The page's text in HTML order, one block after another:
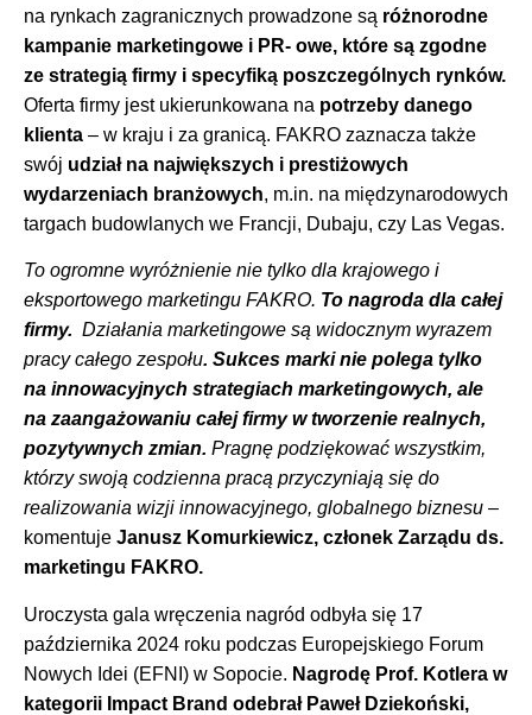
na rynkach zagranicznych prowadzone są różnorodne
kampanie marketingowe i PR- owe, które są zgodne
ze strategią firmy i specyfiką poszczególnych rynków.
Oferta firmy jest ukierunkowana na potrzeby danego
klienta – w kraju i za granicą. FAKRO zaznacza także
swój udział na największych i prestiżowych
wydarzeniach branżowych, m.in. na międzynarodowych
targach budowlanych we Francji, Dubaju, czy Las Vegas.
To ogromne wyróżnienie nie tylko dla krajowego i
eksportowego marketingu FAKRO. To nagroda dla całej
firmy. Działania marketingowe są widocznym wyrazem
pracy całego zespołu. Sukces marki nie polega tylko
na innowacyjnych strategiach marketingowych, ale
na zaangażowaniu całej firmy w tworzenie realnych,
pozytywnych zmian. Pragnę podziękować wszystkim,
którzy swoją codzienna pracą przyczyniają się do
realizowania wizji innowacyjnego, globalnego biznesu –
komentuje Janusz Komurkiewicz, członek Zarządu ds.
marketingu FAKRO.
Uroczysta gala wręczenia nagród odbyła się 17
października 2024 roku podczas Europejskiego Forum
Nowych Idei (EFNI) w Sopocie. Nagrodę Prof. Kotlera w
kategorii Impact Brand odebrał Paweł Dziekoński,